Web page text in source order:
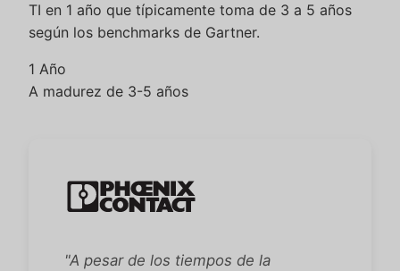
TI en 1 año que típicamente toma de 3 a 5 años
según los benchmarks de Gartner.
1 Año
A madurez de 3-5 años
"A pesar de los tiempos de la